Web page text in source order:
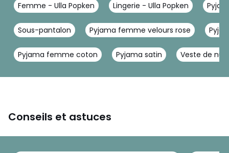
Femme - Ulla Popken Lingerie - Ulla Popken
Sous-pantalon Pyjama femme velours rose
Pyjama femme coton Pyjama satin Veste de
Conseils et astuces